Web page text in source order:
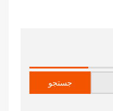
جستجو